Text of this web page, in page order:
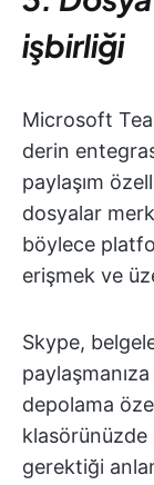
işbirliği
Microsoft
derin
paylaşım
dosyalar
böylece
erişmek ve
Skype,
depolama
klasörünüzde
gerektiği